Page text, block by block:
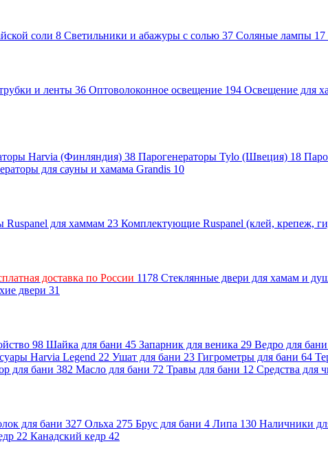
соли 8 Светильники и абажуры с солью 37 Соляные лампы 17
и ленты 36 Оптоволоконное освещение 194 Освещение для
Harvia (Финляндия) 38 Парогенераторы Tylo (Швеция) 18
для сауны и хамама Grandis 10
Ruspanel для хаммам 23 Комплектующие Ruspanel (клей, крепеж,
доставка по России 1178 Стеклянные двери для хамам и
двери 31
98 Шайка для бани 45 Запарник для веника 29 Ведро для бани
Harvia Legend 22 Ушат для бани 23 Гигрометры для бани 64
для бани 382 Масло для бани 72 Травы для бани 12 Средства для
для бани 327 Ольха 275 Брус для бани 4 Липа 130 Наличники
22 Канадский кедр 42